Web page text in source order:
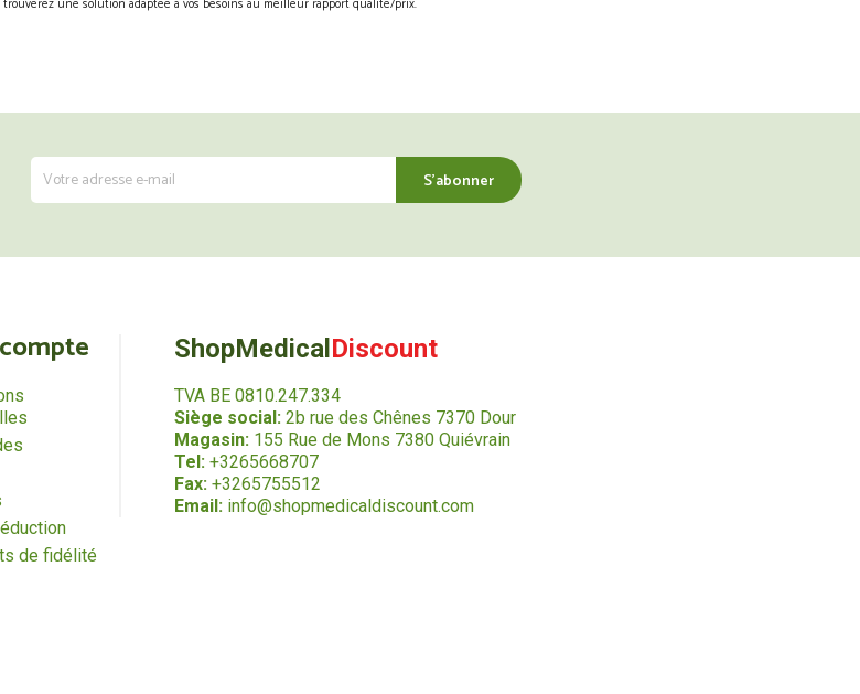
trouverez une solution adaptée à vos besoins au meilleur rapport qualité/prix.
de fidélité
ShopMedical Discount
TVA BE 0810.247.334
Siège social:2b rue des Chênes 7370 Dour
Magasin:155 Rue de Mons 7380 Quiévrain
Tel: +3265668707
Fax: +3265755512
Email: info@shopmedicaldiscount.com